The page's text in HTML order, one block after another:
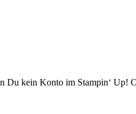
Du kein Konto im Stampin‘